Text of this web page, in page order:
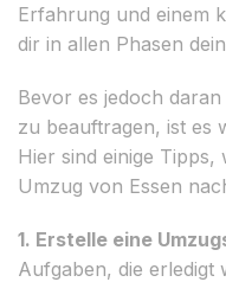
Erfahrung und einem
dir in allen Phasen
Bevor es jedoch
zu beauftragen, ist es
Hier sind einige Tipps,
Umzug von Essen
1. Erstelle eine
Aufgaben, die erledigt